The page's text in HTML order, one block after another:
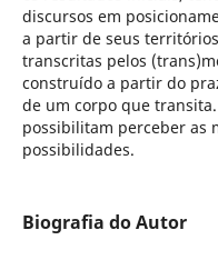
discursos em
a partir de seus
transcritas pelos
construído a partir do
de um corpo que
possibilitam perceber as
possibilidades.
Biografia do Autor